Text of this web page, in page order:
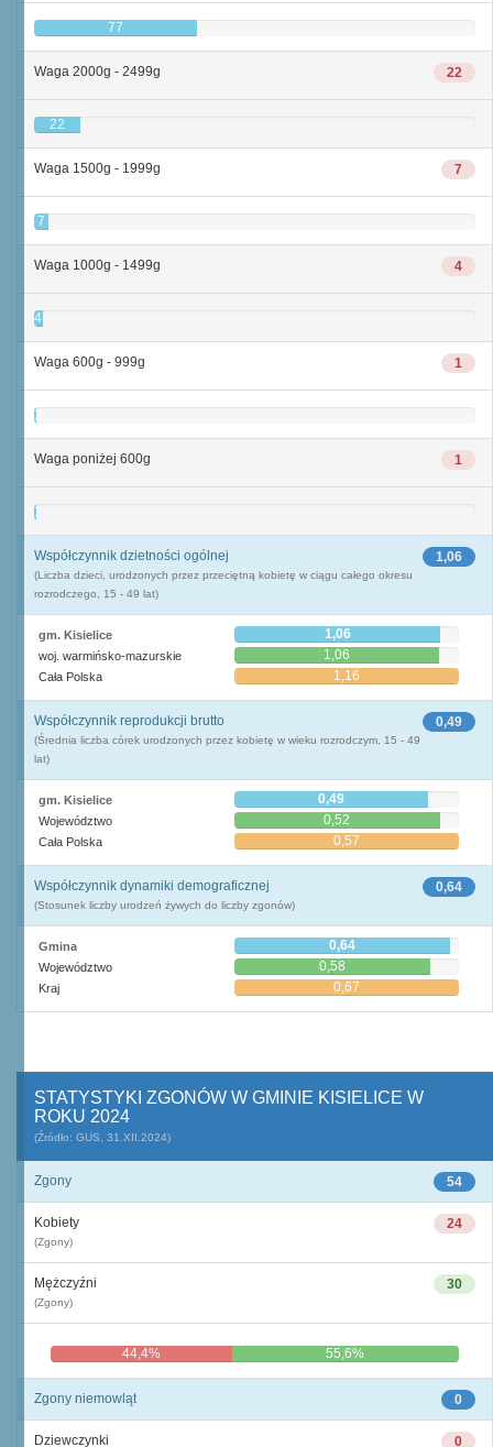
77
22
Waga 2000g - 2499g
22
7
Waga 1500g - 1999g
7
4
Waga 1000g - 1499g
4
1
Waga 600g - 999g
1
1
Waga poniżej 600g
1
1,06
Współczynnik dzietności ogólnej
(Liczba dzieci, urodzonych przez przeciętną kobietę w ciągu całego okresu
rozrodczego, 15 - 49 lat)
gm. Kisielice 1,06
woj. warmińsko-mazurskie 1,06
Cała Polska 1,16
0,49
Współczynnik reprodukcji brutto
(Średnia liczba córek urodzonych przez kobietę w wieku rozrodczym, 15 - 49
lat)
gm. Kisielice 0,49
Województwo 0,52
Cała Polska 0,57
0,64
Współczynnik dynamiki demograficznej
(Stosunek liczby urodzeń żywych do liczby zgonów)
Gmina 0,64
Województwo 0,58
Kraj 0,67
STATYSTYKI ZGONÓW W GMINIE KISIELICE W
ROKU 2024
(Źródło: GUS, 31.XII.2024)
54
Zgony
24
Kobiety
(Zgony)
30
Mężczyźni
(Zgony)
44,4% 55,6%
0
Zgony niemowląt
0
Dziewczynki